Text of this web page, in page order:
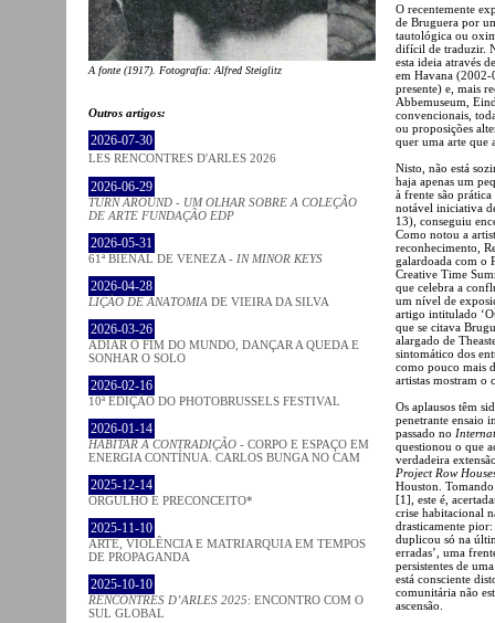
A fonte(1917). Fotografia: Alfred Steiglitz
Outros artigos:
2026-07-30
LES RENCONTRES D'ARLES 2026
2026-06-29
TURN AROUND - UM OLHAR SOBRE A COLEÇÃO
DE ARTE FUNDAÇÃO EDP
2026-05-31
61ª BIENAL DE VENEZA - IN MINOR KEYS
2026-04-28
LIÇÃO DE ANATOMIA DE VIEIRA DA SILVA
2026-03-26
ADIAR O FIM DO MUNDO, DANÇAR A QUEDA E
SONHAR O SOLO
2026-02-16
10ª EDIÇÃO DO PHOTOBRUSSELS FESTIVAL
2026-01-14
HABITAR A CONTRADIÇÃO - CORPO E ESPAÇO EM
ENERGIA CONTÍNUA. CARLOS BUNGA NO CAM
2025-12-14
ORGULHO E PRECONCEITO*
2025-11-10
ARTE, VIOLÊNCIA E MATRIARQUIA EM TEMPOS
DE PROPAGANDA
2025-10-10
RENCONTRES D’ARLES 2025: ENCONTRO COM O
SUL GLOBAL
O recentemente
de Bruguera por
tautológica ou
difícil de traduzir.
esta ideia através
em Havana
presente) e, mais
Abbemuseum,
convencionais,
ou proposições
quer uma arte que
Nisto, não está
haja apenas um
à frente são
notável iniciativa
13), conseguiu
Como notou a
reconhecimento,
galardoada com o
Creative Time
que celebra a
um nível de
artigo intitulado
que se citava
alargado de
sintomático dos
como pouco mais
artistas mostram o
Os aplausos têm
penetrante ensaio
passado no
questionou o que
verdadeira
Project Row
Houston.
[1], este é,
crise habitacional
drasticamente
duplicou só na
erradas’, uma
persistentes de
está consciente
comunitária não
ascensão.